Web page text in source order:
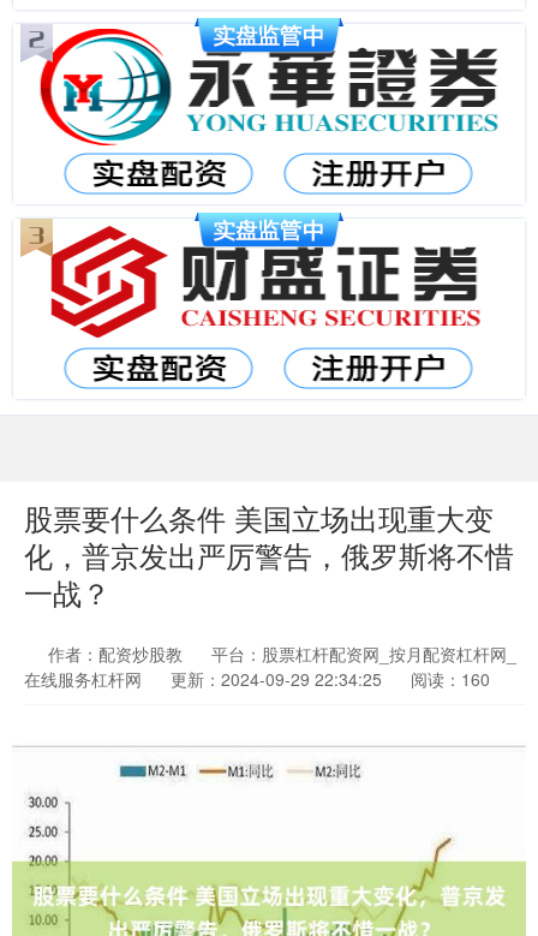
股票要什么条件 美国立场出现重大变
化，普京发出严厉警告，俄罗斯将不惜
一战？
作者：配资炒股教
平台：股票杠杆配资网_按月配资杠杆网_
在线服务杠杆网
更新：2024-09-29 22:34:25 阅读：160